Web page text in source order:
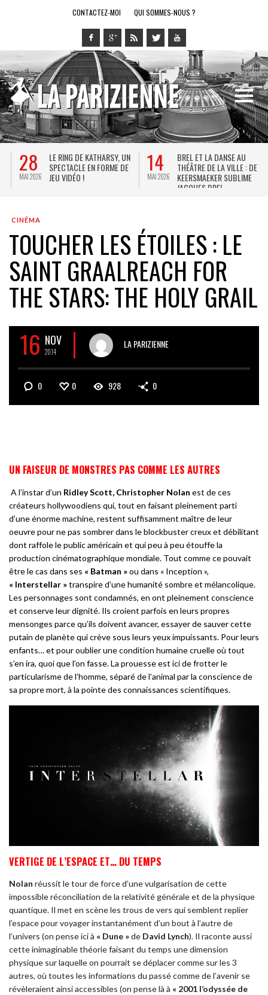
CONTACTEZ-MOI QUI SOMMES-NOUS ?
28
MAI 2026
LE RING DE KATHARSY, UN
SPECTACLE EN FORME DE
JEU VIDÉO !
14
MAI 2026
BREL ET LA DANSE AU
THÉÂTRE DE LA VILLE : DE
KEERSMAEKER SUBLIME
JACQUES BREL
CINÉMA
TOUCHER LES ÉTOILES : LE
SAINT GRAALREACH FOR
THE STARS: THE HOLY GRAIL
16 NOV
2014
LA PARIZIENNE
0 0 928 0
UN FAISEUR DE MONSTRES PAS COMME LES AUTRES
A l’instar d’un Ridley Scott, Christopher Nolan est de ces
créateurs hollywoodiens qui, tout en faisant pleinement parti
d’une énorme machine, restent suffisamment maître de leur
oeuvre pour ne pas sombrer dans le blockbuster creux et débilitant
dont raffole le public américain et qui peu à peu étouffe la
production cinématographique mondiale. Tout comme ce pouvait
être le cas dans ses « Batman »ou dans « Inception »,
« Interstellar »transpire d’une humanité sombre et mélancolique.
Les personnages sont condamnés, en ont pleinement conscience
et conserve leur dignité. Ils croient parfois en leurs propres
mensonges parce qu’ils doivent avancer, essayer de sauver cette
putain de planète qui crève sous leurs yeux impuissants. Pour leurs
enfants… et pour oublier une condition humaine cruelle où tout
s’en ira, quoi que l’on fasse. La prouesse est ici de frotter le
particularisme de l’homme, séparé de l’animal par la conscience de
sa propre mort, à la pointe des connaissances scientifiques.
VERTIGE DE L’ESPACE ET… DU TEMPS
Nolan réussit le tour de force d’une vulgarisation de cette
impossible réconciliation de la relativité générale et de la physique
quantique. Il met en scène les trous de vers qui semblent replier
l’espace pour voyager instantanément d’un bout à l’autre de
l’univers (on pense ici à « Dune »de David Lynch). Il raconte aussi
cette inimaginable théorie faisant du temps une dimension
physique sur laquelle on pourrait se déplacer comme sur les 3
autres, où toutes les informations du passé comme de l’avenir se
révèleraient ainsi accessibles (on pense là à « 2001 l’odyssée de